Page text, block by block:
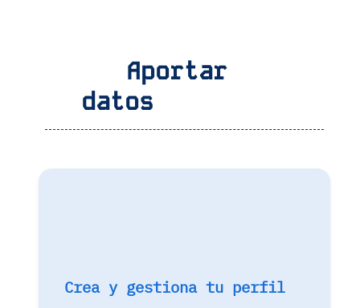
Aportar
datos
Crea y gestiona tu perfil